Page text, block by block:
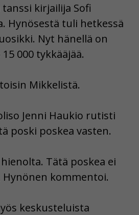
kirjailija Sofi
Hynösestä tuli hetkessä
Nyt hänellä on
000 tykkääjää.
Mikkelistä.
Jenni Haukio rutisti
poski poskea vasten.
Tätä poskea ei
kommentoi.
keskusteluista